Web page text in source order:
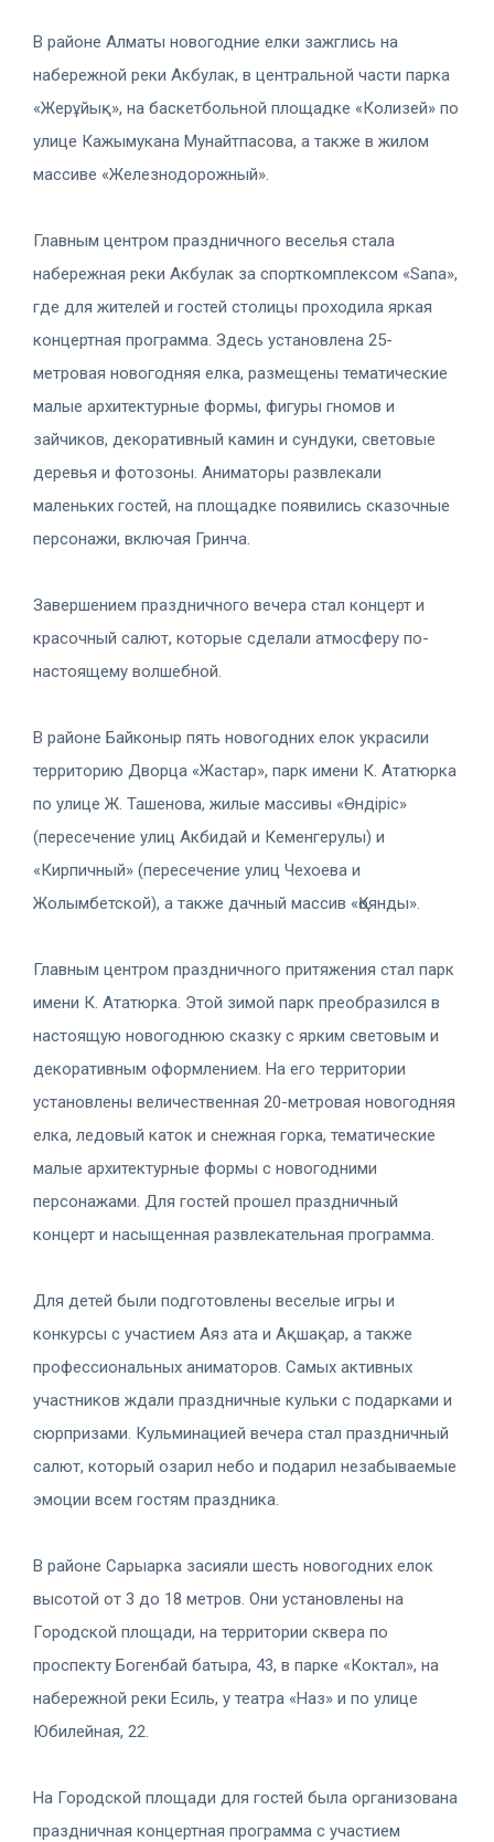
В районе Алматы новогодние елки зажглись на
набережной реки Акбулак, в центральной части парка
«Жерұйық», на баскетбольной площадке «Колизей» по
улице Кажымукана Мунайтпасова, а также в жилом
массиве «Железнодорожный».
Главным центром праздничного веселья стала
набережная реки Акбулак за спорткомплексом «Sana»,
где для жителей и гостей столицы проходила яркая
концертная программа. Здесь установлена 25-
метровая новогодняя елка, размещены тематические
малые архитектурные формы, фигуры гномов и
зайчиков, декоративный камин и сундуки, световые
деревья и фотозоны. Аниматоры развлекали
маленьких гостей, на площадке появились сказочные
персонажи, включая Гринча.
Завершением праздничного вечера стал концерт и
красочный салют, которые сделали атмосферу по-
настоящему волшебной.
В районе Байконыр пять новогодних елок украсили
территорию Дворца «Жастар», парк имени К. Ататюрка
по улице Ж. Ташенова, жилые массивы «Өндіріс»
(пересечение улиц Акбидай и Кеменгерулы) и
«Кирпичный» (пересечение улиц Чехоева и
Жолымбетской), а также дачный массив «Қоянды».
Главным центром праздничного притяжения стал парк
имени К. Ататюрка. Этой зимой парк преобразился в
настоящую новогоднюю сказку с ярким световым и
декоративным оформлением. На его территории
установлены величественная 20-метровая новогодняя
елка, ледовый каток и снежная горка, тематические
малые архитектурные формы с новогодними
персонажами. Для гостей прошел праздничный
концерт и насыщенная развлекательная программа.
Для детей были подготовлены веселые игры и
конкурсы с участием Аяз ата и Ақшақар, а также
профессиональных аниматоров. Самых активных
участников ждали праздничные кульки с подарками и
сюрпризами. Кульминацией вечера стал праздничный
салют, который озарил небо и подарил незабываемые
эмоции всем гостям праздника.
В районе Сарыарка засияли шесть новогодних елок
высотой от 3 до 18 метров. Они установлены на
Городской площади, на территории сквера по
проспекту Богенбай батыра, 43, в парке «Коктал», на
набережной реки Есиль, у театра «Наз» и по улице
Юбилейная, 22.
На Городской площади для гостей была организована
праздничная концертная программа с участием